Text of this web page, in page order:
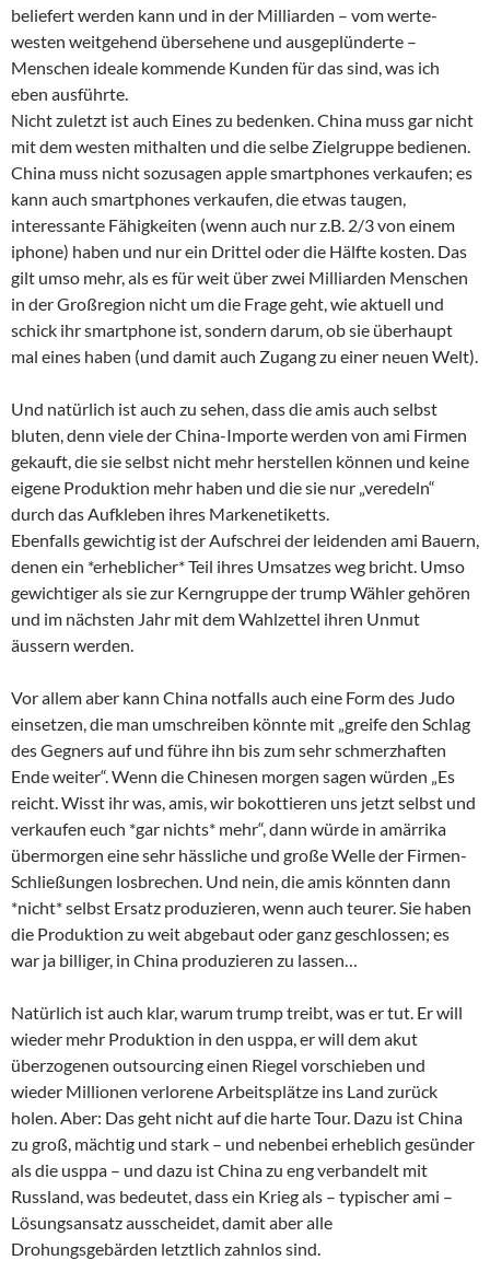
beliefert werden kann und in der Milliarden – vom werte-
westen weitgehend übersehene und ausgeplünderte –
Menschen ideale kommende Kunden für das sind, was ich
eben ausführte.
Nicht zuletzt ist auch Eines zu bedenken. China muss gar nicht
mit dem westen mithalten und die selbe Zielgruppe bedienen.
China muss nicht sozusagen apple smartphones verkaufen; es
kann auch smartphones verkaufen, die etwas taugen,
interessante Fähigkeiten (wenn auch nur z.B. 2/3 von einem
iphone) haben und nur ein Drittel oder die Hälfte kosten. Das
gilt umso mehr, als es für weit über zwei Milliarden Menschen
in der Großregion nicht um die Frage geht, wie aktuell und
schick ihr smartphone ist, sondern darum, ob sie überhaupt
mal eines haben (und damit auch Zugang zu einer neuen Welt).
Und natürlich ist auch zu sehen, dass die amis auch selbst
bluten, denn viele der China-Importe werden von ami Firmen
gekauft, die sie selbst nicht mehr herstellen können und keine
eigene Produktion mehr haben und die sie nur „veredeln“
durch das Aufkleben ihres Markenetiketts.
Ebenfalls gewichtig ist der Aufschrei der leidenden ami Bauern,
denen ein *erheblicher* Teil ihres Umsatzes weg bricht. Umso
gewichtiger als sie zur Kerngruppe der trump Wähler gehören
und im nächsten Jahr mit dem Wahlzettel ihren Unmut
äussern werden.
Vor allem aber kann China notfalls auch eine Form des Judo
einsetzen, die man umschreiben könnte mit „greife den Schlag
des Gegners auf und führe ihn bis zum sehr schmerzhaften
Ende weiter“. Wenn die Chinesen morgen sagen würden „Es
reicht. Wisst ihr was, amis, wir bokottieren uns jetzt selbst und
verkaufen euch *gar nichts* mehr“, dann würde in amärrika
übermorgen eine sehr hässliche und große Welle der Firmen-
Schließungen losbrechen. Und nein, die amis könnten dann
*nicht* selbst Ersatz produzieren, wenn auch teurer. Sie haben
die Produktion zu weit abgebaut oder ganz geschlossen; es
war ja billiger, in China produzieren zu lassen…
Natürlich ist auch klar, warum trump treibt, was er tut. Er will
wieder mehr Produktion in den usppa, er will dem akut
überzogenen outsourcing einen Riegel vorschieben und
wieder Millionen verlorene Arbeitsplätze ins Land zurück
holen. Aber: Das geht nicht auf die harte Tour. Dazu ist China
zu groß, mächtig und stark – und nebenbei erheblich gesünder
als die usppa – und dazu ist China zu eng verbandelt mit
Russland, was bedeutet, dass ein Krieg als – typischer ami –
Lösungsansatz ausscheidet, damit aber alle
Drohungsgebärden letztlich zahnlos sind.